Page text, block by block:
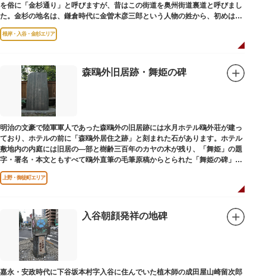
を俗に「金杉通り」と呼びますが、昔はこの街道を奥州街道裏道と呼びまし
た。金杉の地名は、鎌倉時代に金曽木彦三郎という人物の姓から、初めは金
曽木、それが金杉に変わったものとされています。
根岸・入谷・金杉エリア
森鴎外旧居跡・舞姫の碑
明治の文豪で陸軍軍人であった森鴎外の旧居跡には水月ホテル鴎外荘が建っ
ており、ホテルの前に「森鴎外居住之跡」と刻まれた石があります。ホテル
敷地内の内庭には旧居の―部と樹齢三百年のカヤの木が残り、「舞姫」の題
字・署名・本文ともすべて鴎外直筆の毛筆原稿からとられた「舞姫の碑」の
文学碑も建っています。
上野・御徒町エリア
入谷朝顔発祥の地碑
嘉永・安政時代に下谷坂本村字入谷に住んでいた植木師の成田屋山崎留次郎